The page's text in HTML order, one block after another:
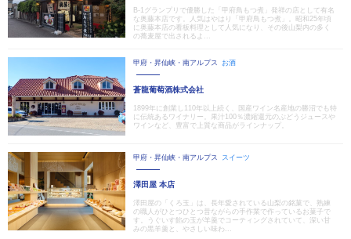
B-1グランプリで優勝した「甲府鳥もつ煮」発祥の店として有名
な奥藤本店です。人気はやはり「甲府鳥もつ煮」。昭和25年頃
に奥藤本店の看板料理として人気になり、その後山梨内の多く
の蕎麦屋で出されるよ...
甲府・昇仙峡・南アルプス お酒
蒼龍葡萄酒株式会社
1899年に創業し110年以上続く、国産ワイン名産地の勝沼でも特
に伝統あるワイナリー。果汁100％濃縮還元のぶどうジュースや
ワインなど、豊富で上質な商品がラインナップ。
甲府・昇仙峡・南アルプス スイーツ
澤田屋 本店
澤田屋の「くろ玉」は、長年愛されている山梨の銘菓で、熟練
の職人がひとつひとつ昔ながらの手作業で作っているお菓子で
す。うぐいす餡の玉が羊羹でコーティングされていて、深い甘
みの黒羊羹と、やさしい味わ...